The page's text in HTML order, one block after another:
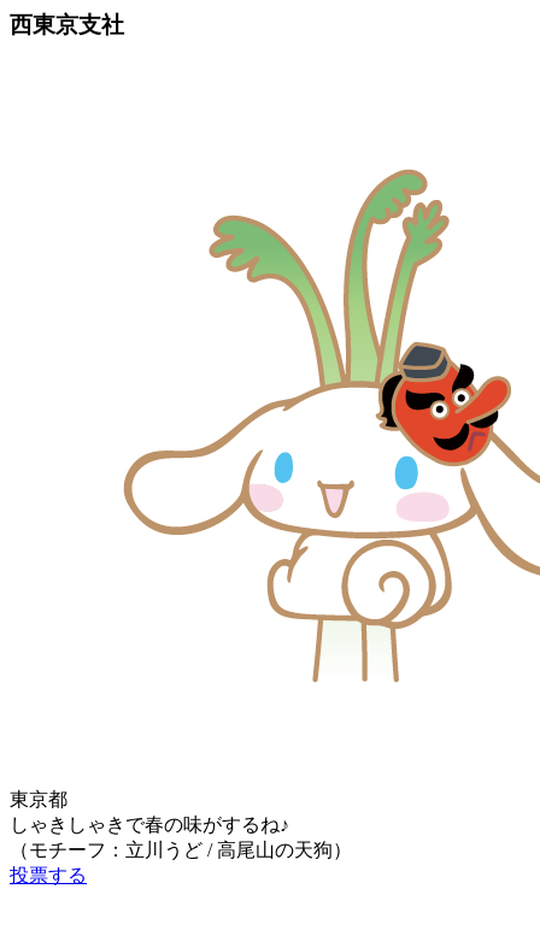
西東京支社
東京都
しゃきしゃきで春の味がするね♪
（モチーフ：立川うど / 高尾山の天狗）
投票する